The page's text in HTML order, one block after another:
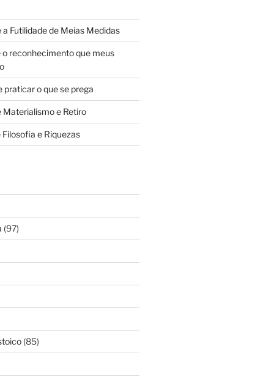
a Futilidade de Meias Medidas
o reconhecimento que meus
praticar o que se prega
Materialismo e Retiro
e Riquezas
(97)
(85)